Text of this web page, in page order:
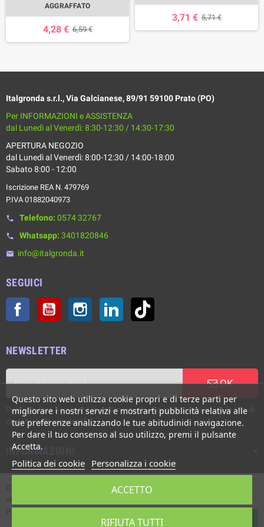
AGGRAFFATO
4,28 € 6,59 €
3,71 € 5,71 €
Italgronda s.r.l., Via Galcianese, 89/91 59100 Prato (PO)
Per INFORMAZIONI e ASSISTENZA
dal Lunedì al Venerdì: 8:30-12:30 / 14:30-17:30
APERTURA NEGOZIO
dal Lunedì al Venerdì: 8:00-12:30 / 14:00-18:00
Sabato 8:00 - 12:00
Iscrizione REA N. 479769
P.IVA 01882040973
phone Telefono: 0574 32767
phone Whatsapp: 3401820846
email info@italgronda.it
SEGUICI
Facebook YouTube Instagram LinkedIn
NEWSLETTER
OK
Puoi annullare l'iscrizione in ogni momento. A questo scopo, cerca le info di
contatto nelle note legali.
INFORMAZIONI
Questo sito web utilizza cookie propri e di terze parti per
migliorare i nostri servizi e mostrarti pubblicità relativa alle
tue preferenze analizzando le tue abitudinidi navigazione.
Per dare il tuo consenso al suo utilizzo, premi il pulsante
Accetta.
Politica dei cookie Personalizza i cookie
RIFIUTA TUTTI
ACCETTO
Copyright © Italgronda s.r.l. 2002/2026. Tutti i diritti sono riservati. E'